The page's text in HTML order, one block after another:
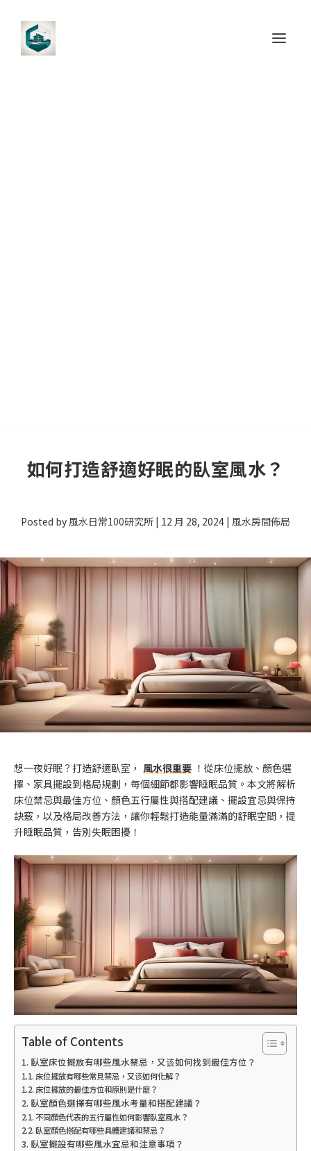
如何打造舒適好眠的臥室風水？
Posted by風水日常100研究所 | 12 月 28, 2024 | 風水房間佈局
想一夜好眠？打造舒適臥室， 風水很重要 ！從床位擺放、顏色選
擇、家具擺設到格局規劃，每個細節都影響睡眠品質。本文將解析
床位禁忌與最佳方位、顏色五行屬性與搭配建議、擺設宜忌與保持
訣竅，以及格局改善方法，讓你輕鬆打造能量滿滿的舒眠空間，提
升睡眠品質，告別失眠困擾！
Table of Contents
臥室床位擺放有哪些風水禁忌，又该如何找到最佳方位？
床位擺放有哪些常見禁忌，又该如何化解？
床位擺放的最佳方位和原則是什麼？
臥室顏色選擇有哪些風水考量和搭配建議？
不同顏色代表的五行屬性如何影響臥室風水？
臥室顏色搭配有哪些具體建議和禁忌？
臥室擺設有哪些風水宜忌和注意事項？